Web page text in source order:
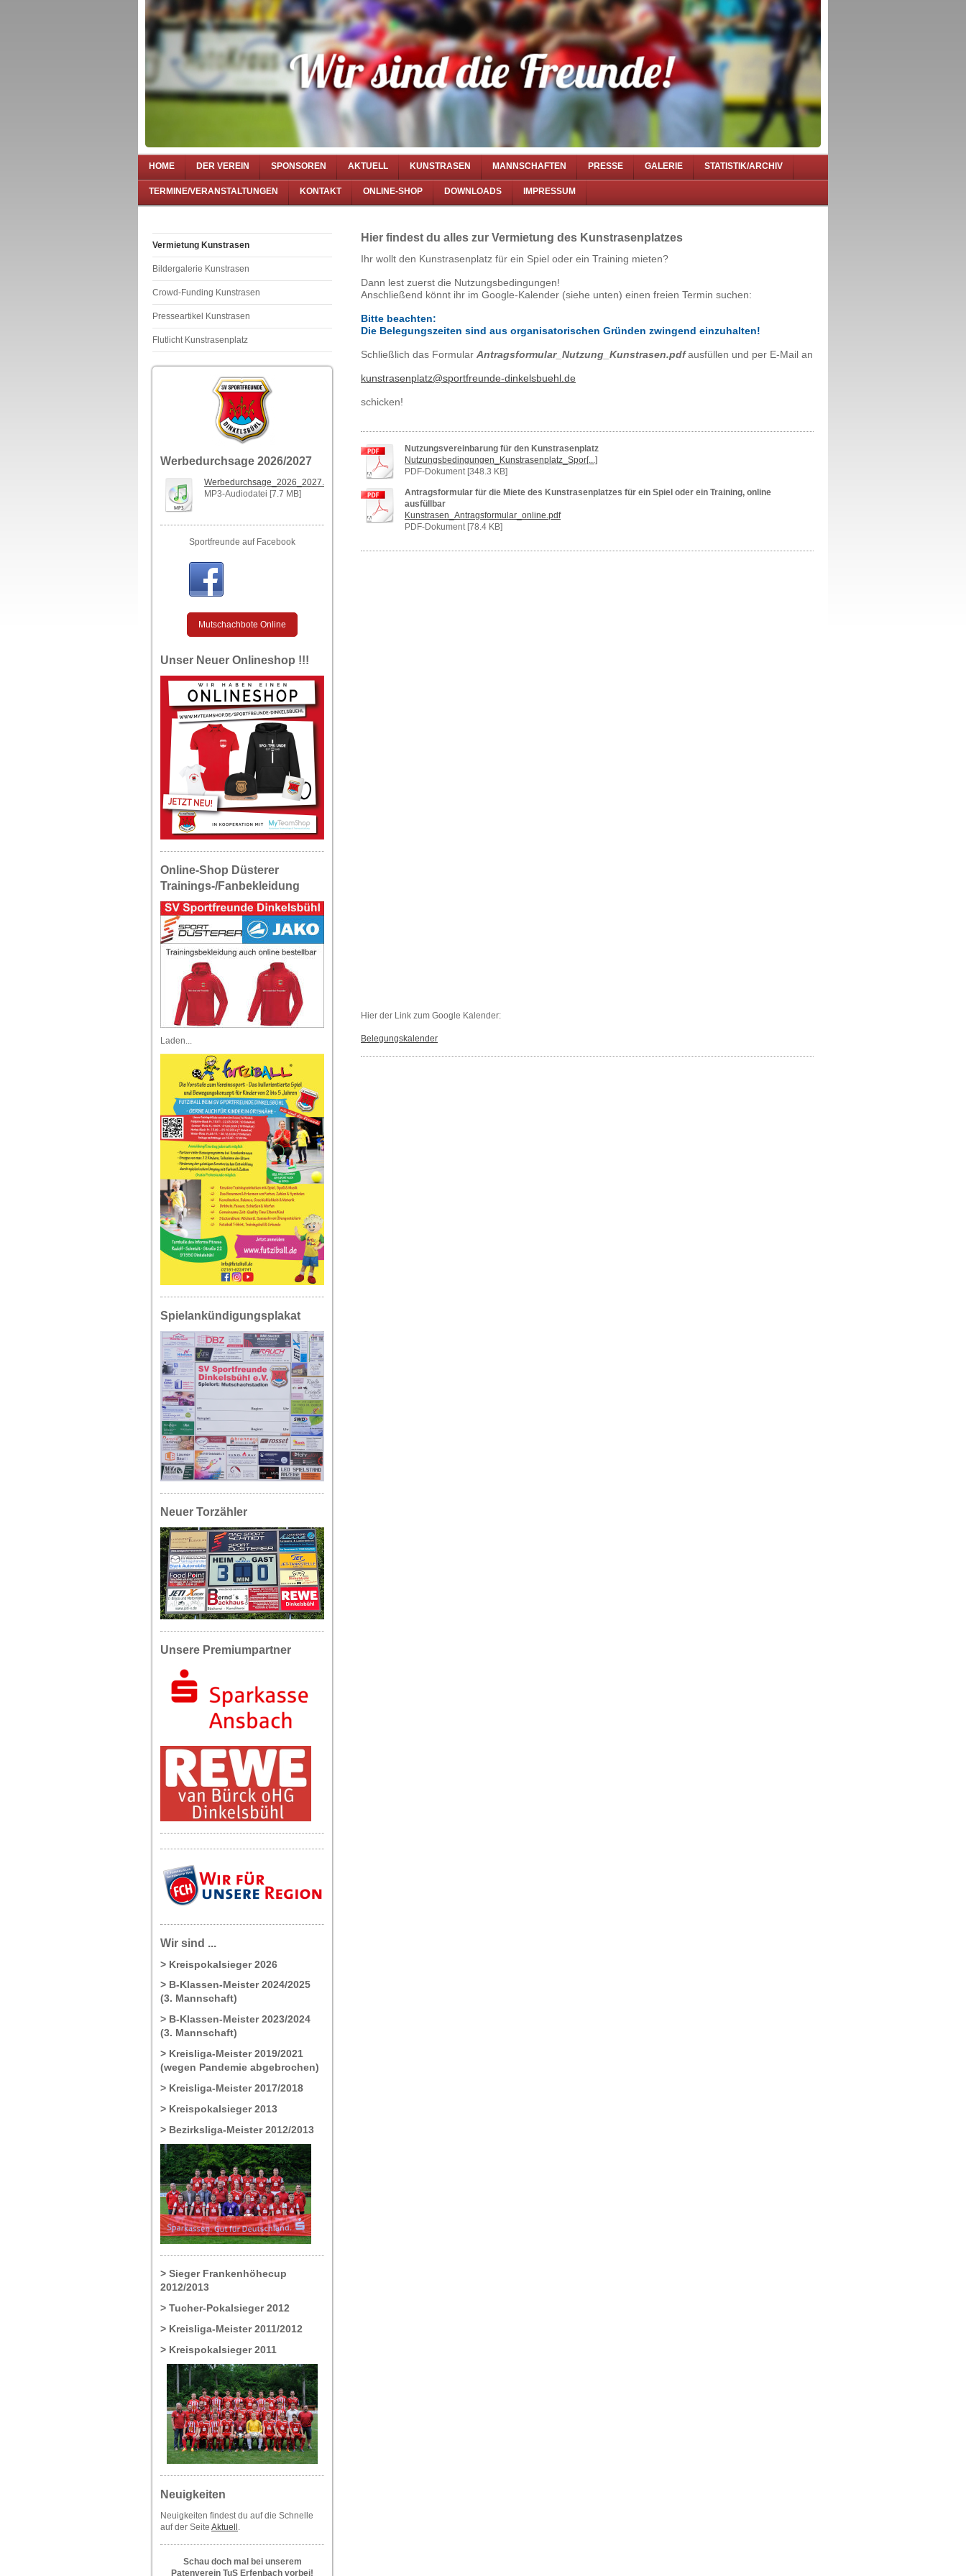
HOME DER VEREIN SPONSOREN AKTUELL KUNSTRASEN MANNSCHAFTEN PRESSE GALERIE STATISTIK/ARCHIV
TERMINE/VERANSTALTUNGEN KONTAKT ONLINE-SHOP DOWNLOADS IMPRESSUM
Vermietung Kunstrasen
Bildergalerie Kunstrasen
Crowd-Funding Kunstrasen
Presseartikel Kunstrasen
Flutlicht Kunstrasenplatz
Werbedurchsage 2026/2027
Werbedurchsage_2026_2027.mp3
MP3-Audiodatei [7.7 MB]
Sportfreunde auf Facebook
Mutschachbote Online
Unser Neuer Onlineshop !!!
Online-Shop Düsterer
Trainings-/Fanbekleidung
Laden...
Spielankündigungsplakat
Neuer Torzähler
Unsere Premiumpartner
Wir sind ...
> Kreispokalsieger 2026
> B-Klassen-Meister 2024/2025
(3. Mannschaft)
> B-Klassen-Meister 2023/2024
(3. Mannschaft)
> Kreisliga-Meister 2019/2021
(wegen Pandemie abgebrochen)
> Kreisliga-Meister 2017/2018
> Kreispokalsieger 2013
> Bezirksliga-Meister 2012/2013
> Sieger Frankenhöhecup
2012/2013
> Tucher-Pokalsieger 2012
> Kreisliga-Meister 2011/2012
> Kreispokalsieger 2011
Neuigkeiten
Neuigkeiten findest du auf die Schnelle
auf der Seite Aktuell .
Schau doch mal bei unserem
Patenverein TuS Erfenbach vorbei!
Hier findest du alles zur Vermietung des Kunstrasenplatzes
Ihr wollt den Kunstrasenplatz für ein Spiel oder ein Training mieten?
Dann lest zuerst die Nutzungsbedingungen!
Anschließend könnt ihr im Google-Kalender (siehe unten) einen freien Termin suchen:
Bitte beachten:
Die Belegungszeiten sind aus organisatorischen Gründen zwingend einzuhalten!
Schließlich das Formular Antragsformular_Nutzung_Kunstrasen.pdfausfüllen und per E-Mail an
kunstrasenplatz@sportfreunde-dinkelsbuehl.de
schicken!
Nutzungsvereinbarung für den Kunstrasenplatz
Nutzungsbedingungen_Kunstrasenplatz_Spor[...]
PDF-Dokument [348.3 KB]
Antragsformular für die Miete des Kunstrasenplatzes für ein Spiel oder ein Training, online
ausfüllbar
Kunstrasen_Antragsformular_online.pdf
PDF-Dokument [78.4 KB]
Hier der Link zum Google Kalender:
Belegungskalender